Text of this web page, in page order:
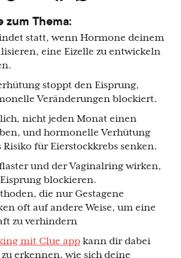
zum Thema:
statt, wenn Hormone deinem
eine Eizelle zu entwickeln
stoppt den Eisprung,
Veränderungen blockiert.
nicht jeden Monat einen
und hormonelle Verhütung
Risiko für Eierstockkrebs senken.
und der Vaginalring wirken,
blockieren.
die nur Gestagene
oft auf andere Weise, um eine
zu verhindern
mit Clue app kann dir dabei
erkennen, wie sich deine